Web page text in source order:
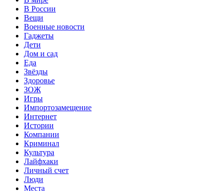
В России
Вещи
Военные новости
Гаджеты
Дети
Дом и сад
Еда
Звёзды
Здоровье
ЗОЖ
Игры
Импортозамещение
Интернет
Истории
Компании
Криминал
Культура
Лайфхаки
Личный счет
Люди
Места